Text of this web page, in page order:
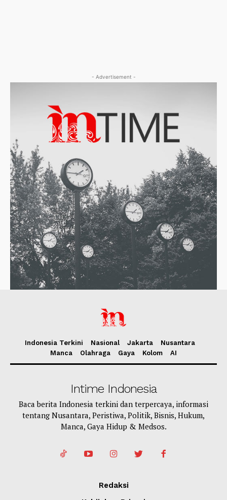
- Advertisement -
Indonesia Terkini Nasional Jakarta
Nusantara
Manca
Olahraga Gaya Kolom AI
Intime Indonesia
Baca berita Indonesia terkini dan terpercaya, informasi
tentang Nusantara, Peristiwa, Politik, Bisnis, Hukum,
Manca, Gaya Hidup & Medsos.
Redaksi